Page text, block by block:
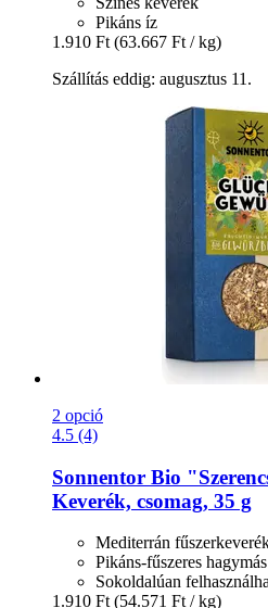
Pikáns íz
1.910 Ft (63.667 Ft / kg)
Szállítás eddig: augusztus 11.
2 opció
4.5 (4)
Sonnentor Bio
Keverék, csomag, 35 g
Mediterrán
Pikáns-fűszeres
Sokoldalúan
1.910 Ft (54.571 Ft / kg)